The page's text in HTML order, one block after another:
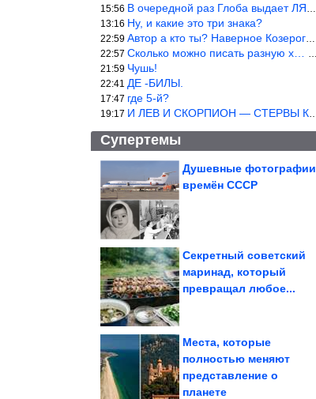
15:56 В очередной раз Глоба выдает ЛЯП! А корректоры, редакторы пропус
13:16 Ну, и какие это три знака?
22:59 Автор а кто ты? Наверное Козерог… Рога жена Рыба наставила ))
22:57 Сколько можно писать разную х… йню? Автор что то обкурился?
21:59 Чушь!
22:41 ДЕ -БИЛЫ.
17:47 где 5-й?
19:17 И ЛЕВ И СКОРПИОН — СТЕРВЫ КАКИХ ЕЩЕ ПОИСКАТЬ НАДО
Супертемы
Трогательные фото
Душевные фотографии
времён СССР
Секретный советский
маринад, который
превращал любое...
Места, которые
полностью меняют
представление о
планете